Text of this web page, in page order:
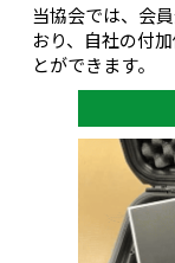
当協会では、会
おり、自社の付
とができます。